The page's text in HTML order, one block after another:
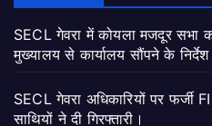
SECL गेवरा में कोयला मजदूर सभा
मुख्यालय से कार्यालय सौंपने के
SECL गेवरा अधिकारियों पर फर्जी
साथियों ने दी गिरफ्तारी।